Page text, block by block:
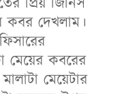
কবর দেখলাম।
মেয়ের কবরের
মেয়েটার